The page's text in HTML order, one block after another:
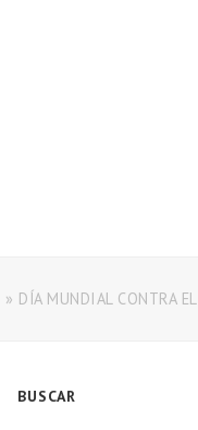
» DÍA MUNDIAL CONTRA
BUSCAR